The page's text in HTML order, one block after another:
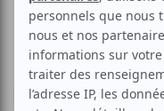
Musique Pop franco